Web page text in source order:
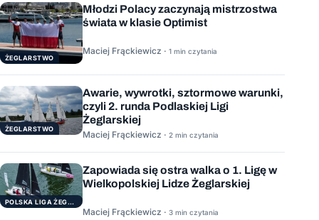
ŻEGLARSTWO
Młodzi Polacy zaczynają mistrzostwa
świata w klasie Optimist
Maciej Frąckiewicz · 1 min czytania
ŻEGLARSTWO
Awarie, wywrotki, sztormowe warunki,
czyli 2. runda Podlaskiej Ligi
Żeglarskiej
Maciej Frąckiewicz · 2 min czytania
POLSKA LIGA ŻEGLARSKA
Zapowiada się ostra walka o 1. Ligę w
Wielkopolskiej Lidze Żeglarskiej
Maciej Frąckiewicz · 3 min czytania